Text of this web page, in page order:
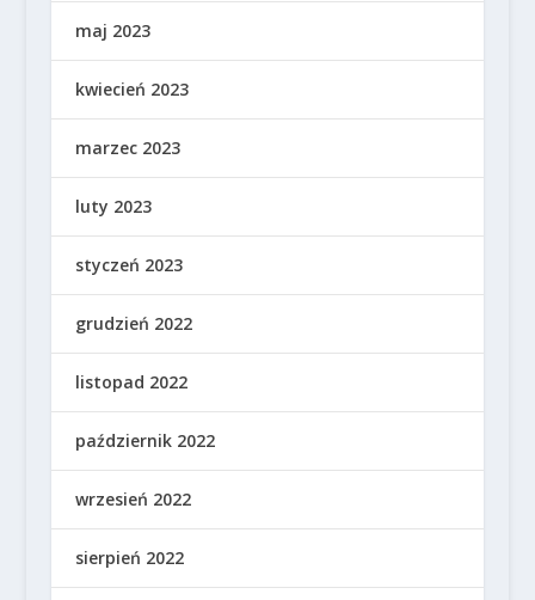
maj 2023
kwiecień 2023
marzec 2023
luty 2023
styczeń 2023
grudzień 2022
listopad 2022
październik 2022
wrzesień 2022
sierpień 2022